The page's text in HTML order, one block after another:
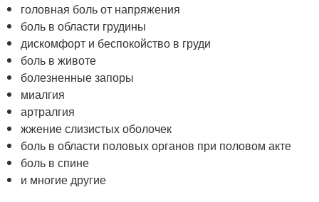
головная боль от напряжения
боль в области грудины
дискомфорт и беспокойство в груди
боль в животе
болезненные запоры
миалгия
артралгия
жжение слизистых оболочек
боль в области половых органов при половом акте
боль в спине
и многие другие